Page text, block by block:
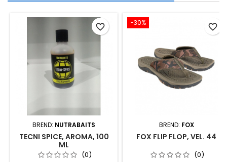
BREND: NUTRABAITS
TECNI SPICE, AROMA, 100
ML
(0)
favorite_border −30%
BREND: FOX
FOX FLIP FLOP, VEL. 44
(0)
favorite_border